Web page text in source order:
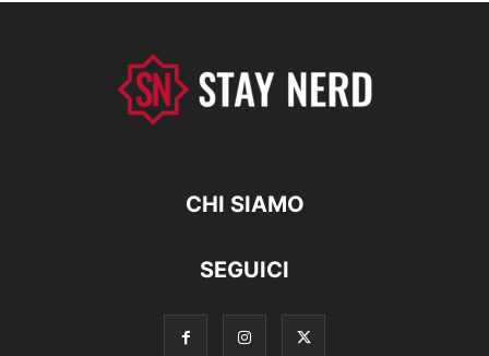
CHI SIAMO
SEGUICI